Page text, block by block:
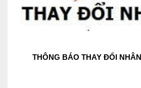
THÔNG BÁO THAY ĐỔI